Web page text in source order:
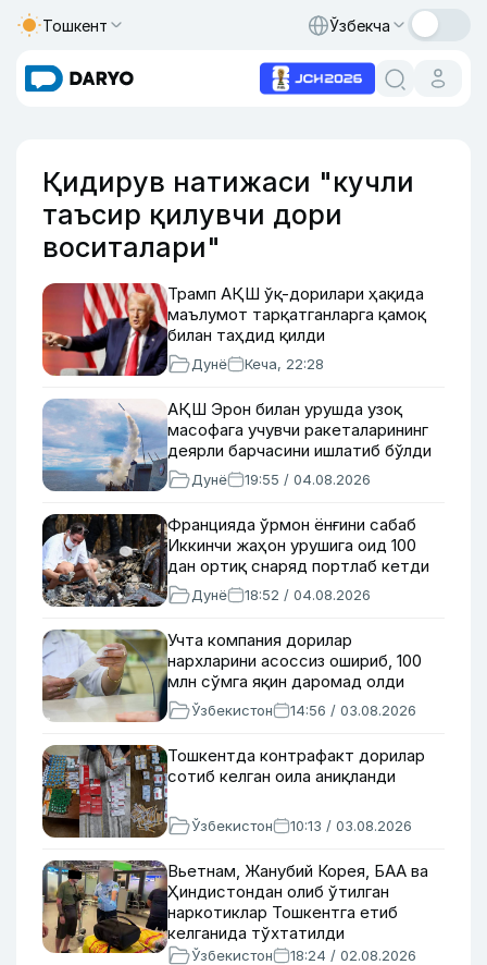
Тошкент Ўзбекча
Қидирув натижаси "кучли
таъсир қилувчи дори
воситалари"
Трамп АҚШ ўқ-дорилари ҳақида
маълумот тарқатганларга қамоқ
билан таҳдид қилди
Дунё Кеча, 22:28
АҚШ Эрон билан урушда узоқ
масофага учувчи ракеталарининг
деярли барчасини ишлатиб бўлди
Дунё 19:55 / 04.08.2026
Францияда ўрмон ёнғини сабаб
Иккинчи жаҳон урушига оид 100
дан ортиқ снаряд портлаб кетди
Дунё 18:52 / 04.08.2026
Учта компания дорилар
нархларини асоссиз ошириб, 100
млн сўмга яқин даромад олди
Ўзбекистон 14:56 / 03.08.2026
Тошкентда контрафакт дорилар
сотиб келган оила аниқланди
Ўзбекистон 10:13 / 03.08.2026
Вьетнам, Жанубий Корея, БАА ва
Ҳиндистондан олиб ўтилган
наркотиклар Тошкентга етиб
келганида тўхтатилди
Ўзбекистон 18:24 / 02.08.2026